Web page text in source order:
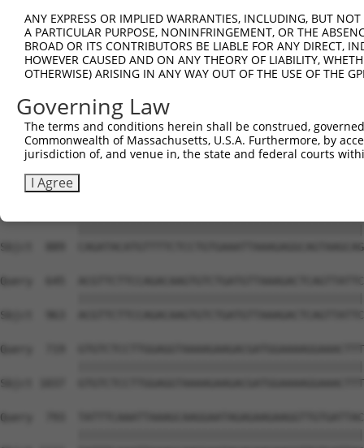
ANY EXPRESS OR IMPLIED WARRANTIES, INCLUDING, BUT
A PARTICULAR PURPOSE, NONINFRINGEMENT, OR THE
BROAD OR ITS CONTRIBUTORS BE LIABLE FOR ANY DIRECT,
HOWEVER CAUSED AND ON ANY THEORY OF LIABILITY,
OTHERWISE) ARISING IN ANY WAY OUT OF THE USE OF THE
Governing Law
The terms and conditions herein shall be construed,
Commonwealth of Massachusetts, U.S.A. Furthermore, by
jurisdiction of, and venue in, the state and federal courts
I Agree